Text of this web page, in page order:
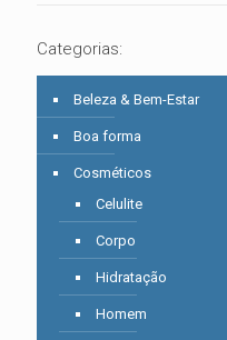
Categorias:
Beleza & Bem-Estar
Boa forma
Cosméticos
Celulite
Corpo
Hidratação
Homem